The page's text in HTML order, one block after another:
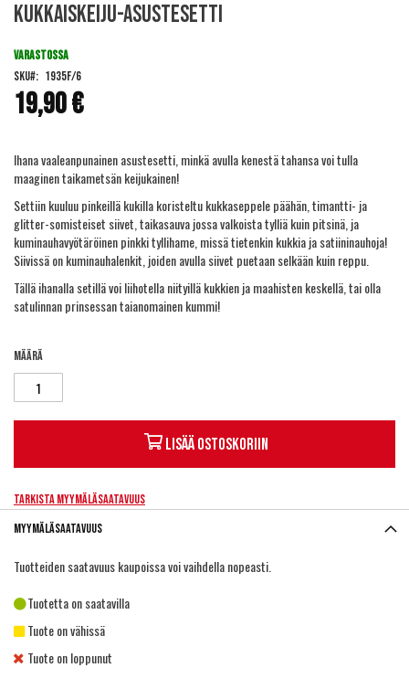
to
beginning
the
images
gallery
Kukkaiskeiju-asustesetti
19,90 €
VARASTOSSA
SKU
1935F/6
Ihana vaaleanpunainen asustesetti, minkä avulla kenestä tahansa voi tulla
maaginen taikametsän keijukainen!
Settiin kuuluu pinkeillä kukilla koristeltu kukkaseppele päähän, timantti- ja
glitter-somisteiset siivet, taikasauva jossa valkoista tylliä kuin pitsinä, ja
kuminauhavyötäröinen pinkki tyllihame, missä tietenkin kukkia ja satiininauhoja!
Siivissä on kuminauhalenkit, joiden avulla siivet puetaan selkään kuin reppu.
Tällä ihanalla setillä voi liihotella niityillä kukkien ja maahisten keskellä, tai olla
satulinnan prinsessan taianomainen kummi!
Määrä
Lisää ostoskoriin
Tarkista myymäläsaatavuus
Myymäläsaatavuus
Tuotteiden saatavuus kaupoissa voi vaihdella nopeasti.
Tuotetta on saatavilla
Tuote on vähissä
Tuote on loppunut